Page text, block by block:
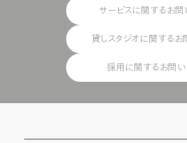
サービスに関するお
貸しスタジオに関する
採用に関するお問